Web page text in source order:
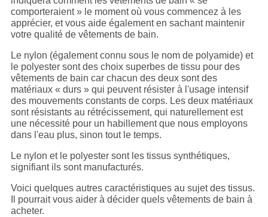
comporteraient » le moment où vous commencez à les
apprécier, et vous aide également en sachant maintenir
votre qualité de vêtements de bain.
Le nylon (également connu sous le nom de polyamide) et
le polyester sont des choix superbes de tissu pour des
vêtements de bain car chacun des deux sont des
matériaux « durs » qui peuvent résister à l'usage intensif
des mouvements constants de corps. Les deux matériaux
sont résistants au rétrécissement, qui naturellement est
une nécessité pour un habillement que nous employons
dans l'eau plus, sinon tout le temps.
Le nylon et le polyester sont les tissus synthétiques,
signifiant ils sont manufacturés.
Voici quelques autres caractéristiques au sujet des tissus.
Il pourrait vous aider à décider quels vêtements de bain à
acheter.